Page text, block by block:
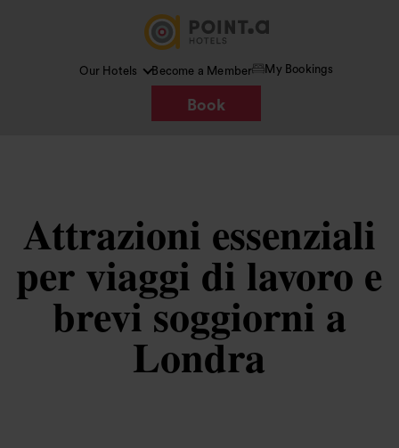
Our Hotels Become a Member My Bookings
Book
Attrazioni essenziali
per viaggi di lavoro e
brevi soggiorni a
Londra